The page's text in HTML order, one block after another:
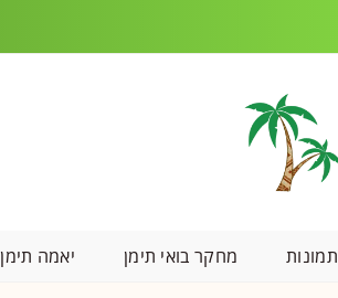
תמונות מחקר בואי תימן יאמה תימן